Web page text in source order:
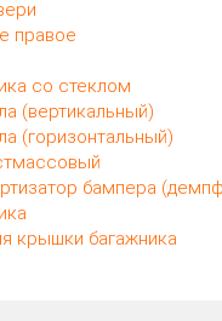
правое
со стеклом
(вертикальный)
(горизонтальный)
бампера
крышки багажника